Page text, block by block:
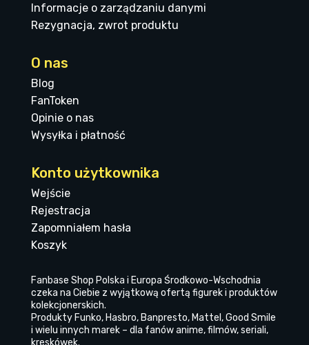
Informacje o zarządzaniu danymi
Rezygnacja, zwrot produktu
O nas
Blog
FanToken
Opinie o nas
Wysyłka i płatność
Konto użytkownika
Wejście
Rejestracja
Zapomniałem hasła
Koszyk
Fanbase Shop Polska i Europa Środkowo-Wschodnia
czeka na Ciebie z wyjątkową ofertą figurek i produktów
kolekcjonerskich.
Produkty Funko, Hasbro, Banpresto, Mattel, Good Smile
i wielu innych marek – dla fanów anime, filmów, seriali,
kreskówek.